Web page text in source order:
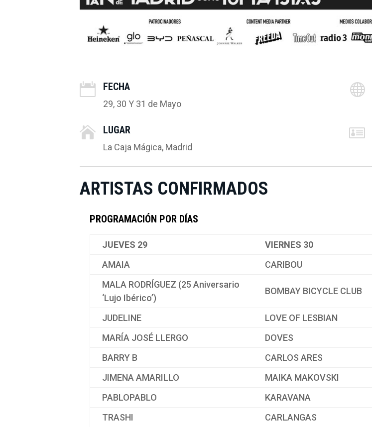
 FECHA
29, 30 Y 31 de Mayo
 LUGAR
La Caja Mágica, Madrid


ARTISTAS CONFIRMADOS
PROGRAMACIÓN POR DÍAS
JUEVES 29 VIERNES 30
AMAIA
CARIBOU
MALA RODRÍGUEZ (25 Aniversario
‘Lujo Ibérico’)
BOMBAY BICYCLE CLUB
JUDELINE LOVE OF LESBIAN
MARÍA JOSÉ LLERGO
DOVES
BARRY B
CARLOS ARES
JIMENA AMARILLO
MAIKA MAKOVSKI
PABLOPABLO
KARAVANA
TRASHI
CARLANGAS